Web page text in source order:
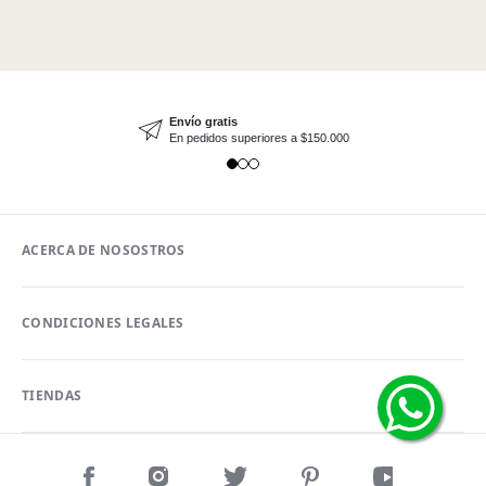
Envío gratis
En pedidos superiores a $150.000
ACERCA DE NOSOSTROS
CONDICIONES LEGALES
TIENDAS